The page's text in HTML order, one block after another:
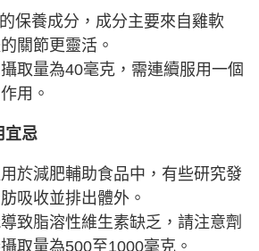
保養成分，成分主要來自雞軟
關節更靈活。
取量為40毫克，需連續服用一個
用。
宜忌
於減肥輔助食品中，有些研究發
吸收並排出體外。
致脂溶性維生素缺乏，請注意劑
取量為500至1000毫克。